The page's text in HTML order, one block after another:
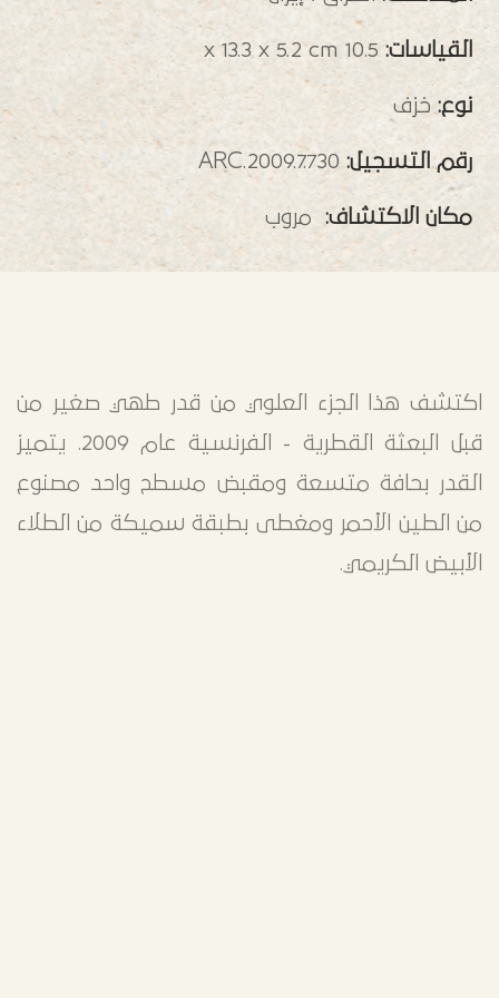
القياسات: 10.5 x 13.3 x 5.2 cm
نوع: خزف
رقم التسجيل: ARC.2009.7.730
مكان الاكتشاف: مروب
اكتشف هذا الجزء العلوي من قدر طهي صغير من
قبل البعثة القطرية - الفرنسية عام 2009. يتميز
القدر بحافة متسعة ومقبض مسطح واحد مصنوع
من الطين الأحمر ومغطى بطبقة سميكة من الطلاء
الأبيض الكريمي.